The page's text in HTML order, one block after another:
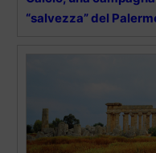
“salvezza” del